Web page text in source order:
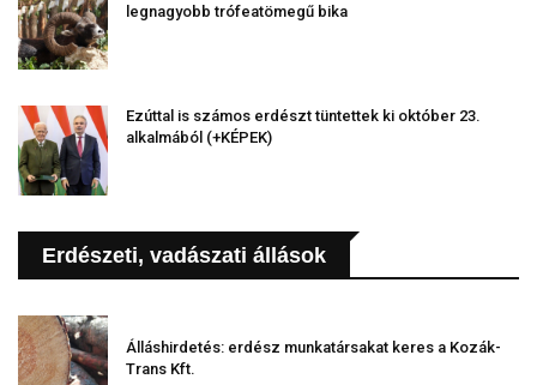
legnagyobb trófeatömegű bika
Ezúttal is számos erdészt tüntettek ki október 23.
alkalmából (+KÉPEK)
Erdészeti, vadászati állások
Álláshirdetés: erdész munkatársakat keres a Kozák-
Trans Kft.